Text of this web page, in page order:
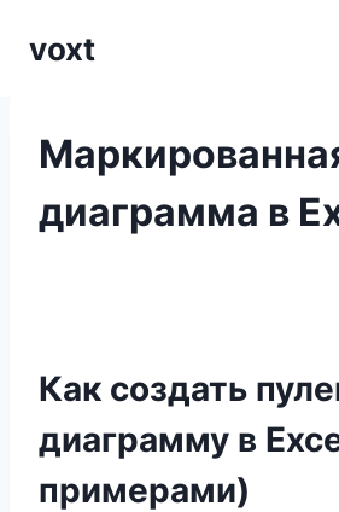
voxt
диаграмма в
Как создать
диаграмму в
примерами)